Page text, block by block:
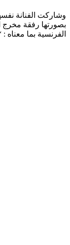
وشاركت الفنانة
بصورتها رفقة مخرج
الفرنسية بما معناه